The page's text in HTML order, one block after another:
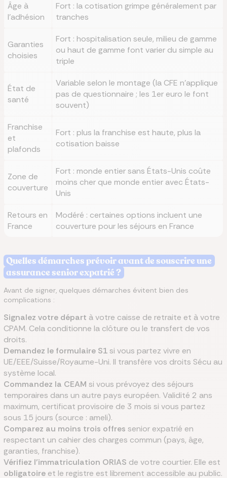
Âge à
l'adhésion
Fort : la cotisation grimpe généralement par
tranches
Garanties
choisies
Fort : hospitalisation seule, milieu de gamme
ou haut de gamme font varier du simple au
triple
État de
santé
Variable selon le montage (la CFE n'applique
pas de questionnaire ; les 1er euro le font
souvent)
Franchise
et
plafonds
Fort : plus la franchise est haute, plus la
cotisation baisse
Zone de
couverture
Fort : monde entier sans États-Unis coûte
moins cher que monde entier avec États-
Unis
Retours en
France
Modéré : certaines options incluent une
couverture pour les séjours en France
Quelles démarches prévoir avant de souscrire une
assurance senior expatrié ?
Avant de signer, quelques démarches évitent bien des
complications :
Signalez votre départ à votre caisse de retraite et à votre
CPAM. Cela conditionne la clôture ou le transfert de vos
droits.
Demandez le formulaire S1si vous partez vivre en
UE/EEE/Suisse/Royaume-Uni. Il transfère vos droits Sécu au
système local.
Commandez la CEAM si vous prévoyez des séjours
temporaires dans un autre pays européen. Validité 2 ans
maximum, certificat provisoire de 3 mois si vous partez
sous 15 jours (source : ameli).
Comparez au moins trois offres senior expatrié en
respectant un cahier des charges commun (pays, âge,
garanties, franchise).
Vérifiez l'immatriculation ORIAS de votre courtier. Elle est
obligatoire et le registre est librement accessible au public.